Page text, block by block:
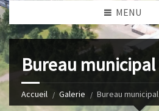
MENU
Bureau municipal
Accueil Galerie Bureau municipal